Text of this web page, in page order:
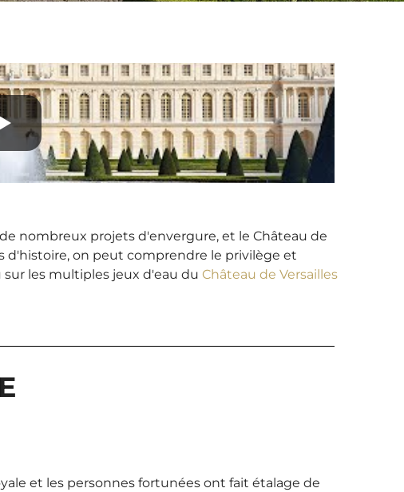
nombreux projets d'envergure, et le Château de
d'histoire, on peut comprendre le privilège et
sur les multiples jeux d'eau duChâteau de Versailles
et les personnes fortunées ont fait étalage de